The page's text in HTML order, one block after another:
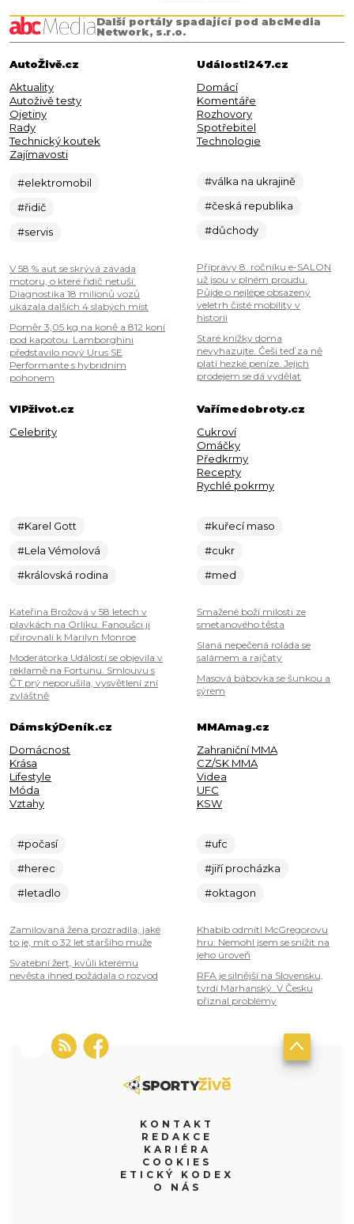
Další portály spadající pod abcMedia
Network, s.r.o.
AutoŽivě.cz
Aktuality
Autoživě testy
Ojetiny
Rady
Technický koutek
Zajímavosti
#elektromobil
#řidič
#servis
V 58 % aut se skrývá závada
motoru, o které řidič netuší.
Diagnostika 18 milionů vozů
ukázala dalších 4 slabých míst
Poměr 3,05 kg na koně a 812 koní
pod kapotou. Lamborghini
představilo nový Urus SE
Performante s hybridním
pohonem
Události247.cz
Domácí
Komentáře
Rozhovory
Spotřebitel
Technologie
#válka na ukrajině
#česká republika
#důchody
Přípravy 8. ročníku e-SALON
už jsou v plném proudu.
Půjde o nejlépe obsazený
veletrh čisté mobility v
historii
Staré knížky doma
nevyhazujte. Češi teď za ně
platí hezké peníze. Jejich
prodejem se dá vydělat
VIPživot.cz
Celebrity
#Karel Gott
#Lela Vémolová
#královská rodina
Kateřina Brožová v 58 letech v
plavkách na Orlíku. Fanoušci ji
přirovnali k Marilyn Monroe
Moderátorka Událostí se objevila v
reklamě na Fortunu. Smlouvu s
ČT prý neporušila, vysvětlení zní
zvláštně
Vařímedobroty.cz
Cukroví
Omáčky
Předkrmy
Recepty
Rychlé pokrmy
#kuřecí maso
#cukr
#med
Smažené boží milosti ze
smetanového těsta
Slaná nepečená roláda se
salámem a rajčaty
Masová bábovka se šunkou a
sýrem
DámskýDeník.cz
Domácnost
Krása
Lifestyle
Móda
Vztahy
#počasí
#herec
#letadlo
Zamilovaná žena prozradila, jaké
to je, mít o 32 let staršího muže
Svatební žert, kvůli kterému
nevěsta ihned požádala o rozvod
MMAmag.cz
Zahraniční MMA
CZ/SK MMA
Videa
UFC
KSW
#ufc
#jiří procházka
#oktagon
Khabib odmítl McGregorovu
hru: Nemohl jsem se snížit na
jeho úroveň
RFA je silnější na Slovensku,
tvrdí Marhanský. V Česku
přiznal problémy
KONTAKT
REDAKCE
KARIÉRA
COOKIES
ETICKÝ KODEX
O NÁS